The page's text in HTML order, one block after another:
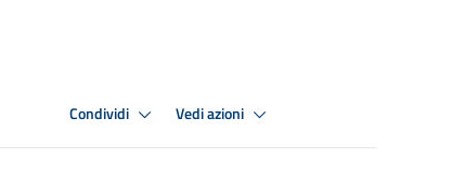
Condividi Vedi azioni